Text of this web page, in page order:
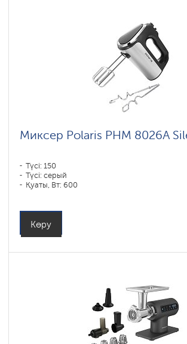
Миксер Polaris PHM 8026A
Түсі: 150
Түсі: серый
Қуаты, Вт: 600
Көру